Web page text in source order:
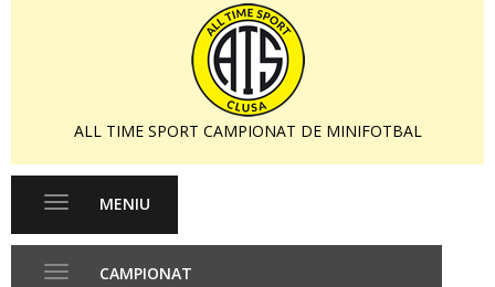
ALL TIME SPORT CAMPIONAT DE MINIFOTBAL
Toggle
MENIU
CAMPIONAT